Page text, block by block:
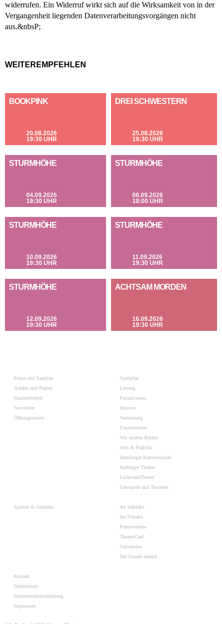
widerrufen. Ein Widerruf wirkt sich auf die Wirksamkeit von in der
Vergangenheit liegenden Datenverarbeitungsvorgängen nicht
aus.&nbsP;
WEITEREMPFEHLEN
BOOKPINK
20.08.2026
19:30 UHR
DREI SCHWESTERN
25.08.2026
19:30 UHR
STURMHÖHE
04.09.2026
19:30 UHR
STURMHÖHE
06.09.2026
18:00 UHR
STURMHÖHE
10.09.2026
19:30 UHR
STURMHÖHE
11.09.2026
19:30 UHR
STURMHÖHE
12.09.2026
19:30 UHR
ACHTSAM MORDEN
16.09.2026
19:30 UHR
Preise und Saalplan
Anfahrt und Parken
Barrierefreiheit
Newsletter
Öffnungszeiten
Spielplan
Leitung
Partner:innen
Historie
Vermietung
Freundeskreis
Wir spielen Bücher
Jobs & Praktika
Hamburger Kammerspiele
Harburger Theater
LichtwarkTheater
Gastspiele und Tourneen
Speisen & Getränke
4er Wahlabo
6er Festabo
Premierenabo
TheaterCard
Gutscheine
Die Stunde danach
Kontakt
Datenschutz
Barrierefreiheitserklärung
Impressum